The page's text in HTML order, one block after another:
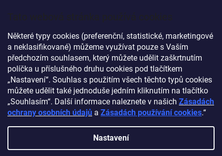
Tato webová stránka používá cookies
Některé typy cookies (preferenční, statistické, marketingové
a neklasifikované) můžeme využívat pouze s Vaším
předchozím souhlasem, který můžete udělit zaškrtnutím
políčka u příslušného druhu cookies pod tlačítkem
„Nastavení“. Souhlas s použitím všech těchto typů cookies
můžete udělit také jednoduše jedním kliknutím na tlačítko
„Souhlasím“. Další informace naleznete v našich Zásadách
ochrany osobních údajů a Zásadách používání cookies.“
Nastavení
Ujde to
Nelíbí se mi
Počet hlasů:340
Myprovas.cz Obchodnawebu.cz
Vytvořil Shoptet